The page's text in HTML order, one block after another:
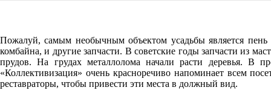
Пожалуй, самым необычным объектом усадьбы является
комбайна, и другие запчасти. В советские годы запчасти из
прудов. На грудах металлолома начали расти деревья. В
«Коллективизация» очень красноречиво напоминает всем
реставраторы, чтобы привести эти места в должный вид.